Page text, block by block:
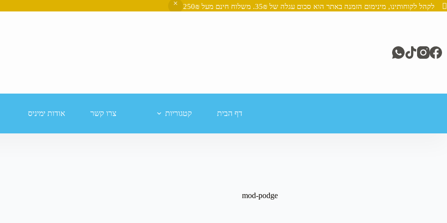
לקהל לקוחותינו, מינימום הזמנה באתר הוא סכום עגלה של 35₪. משלוח חינם מעל 250₪
דף הבית קטגוריות צרו קשר אודות ימיניס
mod-podge